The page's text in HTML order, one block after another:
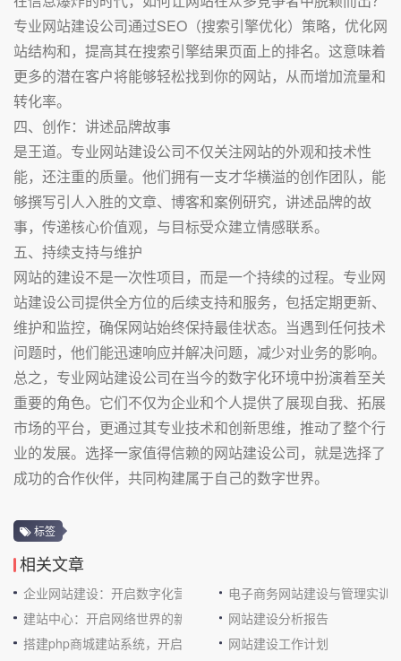
专业网站建设公司通过SEO（搜索引擎优化）策略，优化网
站结构和，提高其在搜索引擎结果页面上的排名。这意味着
更多的潜在客户将能够轻松找到你的网站，从而增加流量和
转化率。
四、创作：讲述品牌故事
是王道。专业网站建设公司不仅关注网站的外观和技术性
能，还注重的质量。他们拥有一支才华横溢的创作团队，能
够撰写引人入胜的文章、博客和案例研究，讲述品牌的故
事，传递核心价值观，与目标受众建立情感联系。
五、持续支持与维护
网站的建设不是一次性项目，而是一个持续的过程。专业网
站建设公司提供全方位的后续支持和服务，包括定期更新、
维护和监控，确保网站始终保持最佳状态。当遇到任何技术
问题时，他们能迅速响应并解决问题，减少对业务的影响。
总之，专业网站建设公司在当今的数字化环境中扮演着至关
重要的角色。它们不仅为企业和个人提供了展现自我、拓展
市场的平台，更通过其专业技术和创新思维，推动了整个行
业的发展。选择一家值得信赖的网站建设公司，就是选择了
成功的合作伙伴，共同构建属于自己的数字世界。
标签
相关文章
企业网站建设：开启数字化营销新征程电子商务网站建设与管理实训
建站中心：开启网络世界的新大门
网站建设分析报告
搭建php商城建站系统，开启电商新征程网站建设工作计划